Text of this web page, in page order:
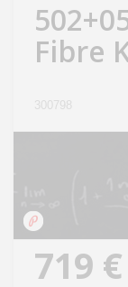
Fibre
300798
719 €
tervis
Auto